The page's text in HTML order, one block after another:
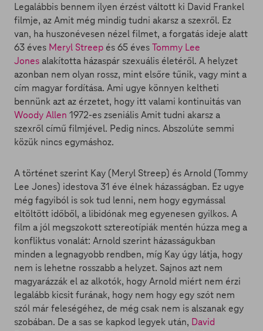
Legalábbis bennem ilyen érzést váltott ki David Frankel
filmje, az Amit még mindig tudni akarsz a szexről. Ez
van, ha huszonévesen nézel filmet, a forgatás ideje alatt
63 éves Meryl Streep és 65 évesTommy Lee
Jones alakította házaspár szexuális életéről. A helyzet
azonban nem olyan rossz, mint elsőre tűnik, vagy mint a
cím magyar fordítása. Ami ugye könnyen keltheti
bennünk azt az érzetet, hogy itt valami kontinuitás van
Woody Allen 1972-es zseniális Amit tudni akarsz a
szexről című filmjével. Pedig nincs. Abszolúte semmi
közük nincs egymáshoz.
A történet szerint Kay (Meryl Streep) és Arnold (Tommy
Lee Jones) idestova 31 éve élnek házasságban. Ez ugye
még fagyiból is sok tud lenni, nem hogy egymással
eltöltött időből, a libidónak meg egyenesen gyilkos. A
film a jól megszokott sztereotípiák mentén húzza meg a
konfliktus vonalát: Arnold szerint házasságukban
minden a legnagyobb rendben, míg Kay úgy látja, hogy
nem is lehetne rosszabb a helyzet. Sajnos azt nem
magyarázzák el az alkotók, hogy Arnold miért nem érzi
legalább kicsit furának, hogy nem hogy egy szót nem
szól már feleségéhez, de még csak nem is alszanak egy
szobában. De a sas se kapkod legyek után, David